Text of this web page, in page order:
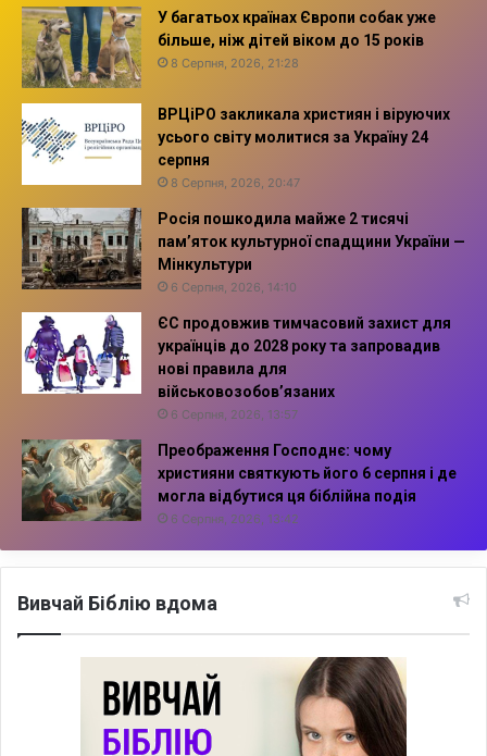
У багатьох країнах Європи собак уже
більше, ніж дітей віком до 15 років
8 Серпня, 2026, 21:28
ВРЦіРО закликала християн і віруючих
усього світу молитися за Україну 24
серпня
8 Серпня, 2026, 20:47
Росія пошкодила майже 2 тисячі
пам’яток культурної спадщини України —
Мінкультури
6 Серпня, 2026, 14:10
ЄС продовжив тимчасовий захист для
українців до 2028 року та запровадив
нові правила для
військовозобов’язаних
6 Серпня, 2026, 13:57
Преображення Господнє: чому
християни святкують його 6 серпня і де
могла відбутися ця біблійна подія
6 Серпня, 2026, 13:42
Вивчай Біблію вдома